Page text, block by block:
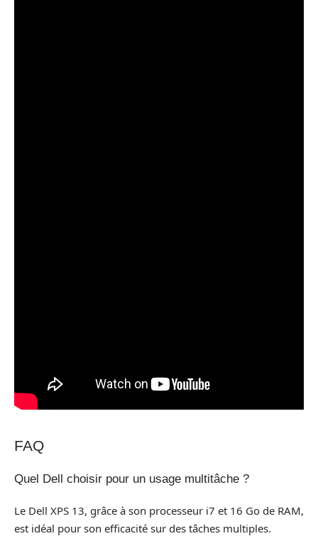
FAQ
Quel Dell choisir pour un usage multitâche ?
Le Dell XPS 13, grâce à son processeur i7 et 16 Go de RAM,
est idéal pour son efficacité sur des tâches multiples.